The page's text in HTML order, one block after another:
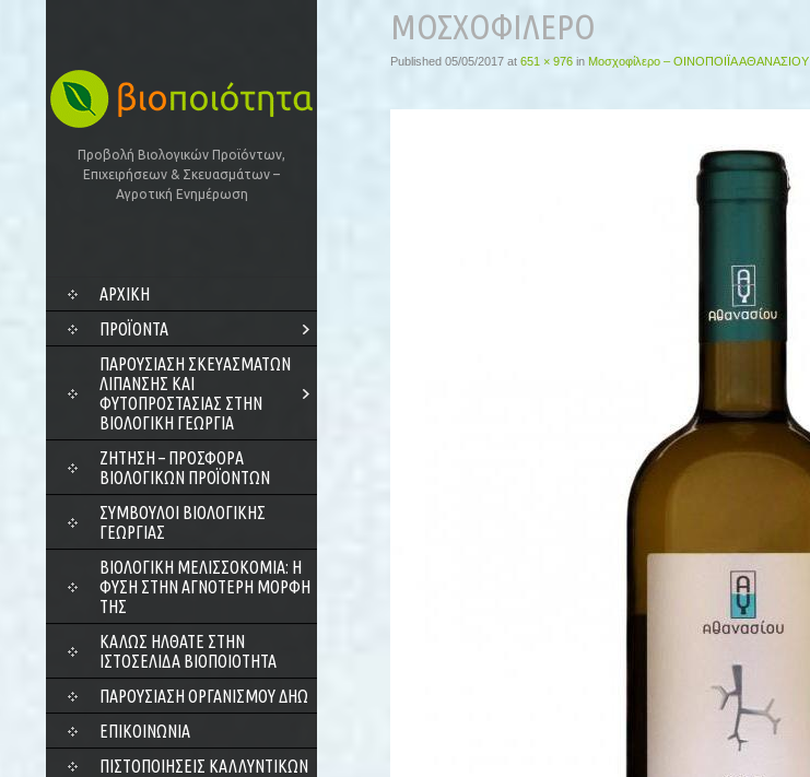
Προβολή Βιολογικών Προϊόντων,
Επιχειρήσεων & Σκευασμάτων –
Αγροτική Ενημέρωση
SKIP
CONTENT
ΑΡΧΙΚΗ
ΠΡΟΪΌΝΤΑ
ΠΑΡΟΥΣΊΑΣΗ ΣΚΕΥΑΣΜΆΤΩΝ
ΛΊΠΑΝΣΗΣ ΚΑΙ
ΦΥΤΟΠΡΟΣΤΑΣΊΑΣ ΣΤΗΝ
ΒΙΟΛΟΓΙΚΉ ΓΕΩΡΓΊΑ
ΖΗΤΗΣΗ – ΠΡΟΣΦΟΡΑ
ΒΙΟΛΟΓΙΚΩΝ ΠΡΟΪΟΝΤΩΝ
ΣΎΜΒΟΥΛΟΙ ΒΙΟΛΟΓΙΚΉΣ
ΓΕΩΡΓΊΑΣ
ΒΙΟΛΟΓΙΚΉ ΜΕΛΙΣΣΟΚΟΜΊΑ: Η
ΦΎΣΗ ΣΤΗΝ ΑΓΝΌΤΕΡΗ ΜΟΡΦΉ
ΤΗΣ
ΚΑΛΏΣ ΉΛΘΑΤΕ ΣΤΗΝ
ΙΣΤΟΣΕΛΊΔΑ ΒΙΟΠΟΙΌΤΗΤΑ
ΠΑΡΟΥΣΊΑΣΗ ΟΡΓΑΝΙΣΜΟΎ ΔΗΩ
ΕΠΙΚΟΙΝΩΝΊΑ
ΠΙΣΤΟΠΟΙΉΣΕΙΣ ΚΑΛΛΥΝΤΙΚΏΝ
ΜΟΣΧΟΦΙΛΕΡΟ
Published 05/05/2017 at 651 × 976 in Μοσχοφίλερο – ΟΙΝΟΠΟΙΪΑ ΑΘΑΝΑΣΙΟΥ